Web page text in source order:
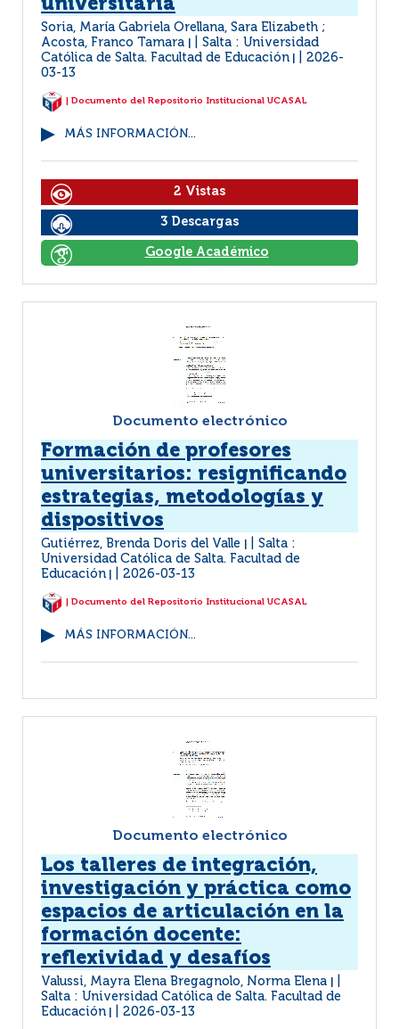
universitaria
Soria, María Gabriela Orellana, Sara Elizabeth ;
Acosta, Franco Tamara
Salta : Universidad
Católica de Salta. Facultad de Educación
2026-
03-13
| Documento del Repositorio Institucional UCASAL
MÁS INFORMACIÓN...
2 Vistas
3 Descargas
Google Académico
Documento electrónico
Formación de profesores
universitarios: resignificando
estrategias, metodologías y
dispositivos
Gutiérrez, Brenda Doris del Valle
Salta :
Universidad Católica de Salta. Facultad de
Educación
2026-03-13
| Documento del Repositorio Institucional UCASAL
MÁS INFORMACIÓN...
Documento electrónico
Los talleres de integración,
investigación y práctica como
espacios de articulación en la
formación docente:
reflexividad y desafíos
Valussi, Mayra Elena Bregagnolo, Norma Elena
Salta : Universidad Católica de Salta. Facultad de
Educación
2026-03-13